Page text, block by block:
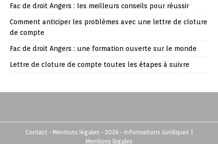
Fac de droit Angers : les meilleurs conseils pour réussir
Comment anticiper les problèmes avec une lettre de cloture
de compte
Fac de droit Angers : une formation ouverte sur le monde
Lettre de cloture de compte toutes les étapes à suivre
Contact - Mentions légales - 2026 - Informations Juridiques |
Mentions légales